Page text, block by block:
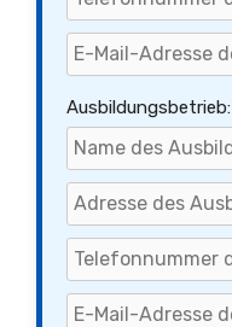
Ausbildungsbetrieb: